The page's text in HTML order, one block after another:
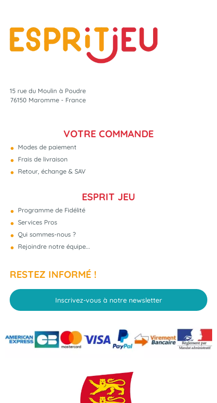
15 rue du Moulin à Poudre
76150 Maromme - France
VOTRE COMMANDE
Modes de paiement
Frais de livraison
Retour, échange & SAV
ESPRIT JEU
Programme de Fidélité
Services Pros
Qui sommes-nous ?
Rejoindre notre équipe...
RESTEZ INFORMÉ !
Inscrivez-vous à notre newsletter